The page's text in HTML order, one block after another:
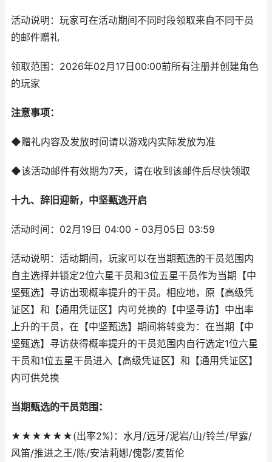
活动说明：玩家可在活动期间不同时段领取来自不同干员
的邮件赠礼
领取范围：2026年02月17日00:00前所有注册并创建角色
的玩家
注意事项：
◆赠礼内容及发放时间请以游戏内实际发放为准
◆该活动邮件有效期为7天，请在收到该邮件后尽快领取
十九、辞旧迎新，中坚甄选开启
活动时间：02月19日 04:00 - 03月05日 03:59
活动说明：活动期间，玩家可以在当期甄选的干员范围内
自主选择并锁定2位六星干员和3位五星干员作为当期【中
坚甄选】寻访出现概率提升的干员。相应地，原【高级凭
证区】和【通用凭证区】内可兑换的【中坚寻访】中出率
上升的干员，在【中坚甄选】期间将转变为：在当期【中
坚甄选】寻访获得概率提升的干员范围内自行选定1位六星
干员和1位五星干员进入【高级凭证区】和【通用凭证区】
内可供兑换
当期甄选的干员范围：
★★★★★★(出率2%)：水月/远牙/泥岩/山/铃兰/早露/
风笛/推进之王/陈/安洁莉娜/傀影/麦哲伦